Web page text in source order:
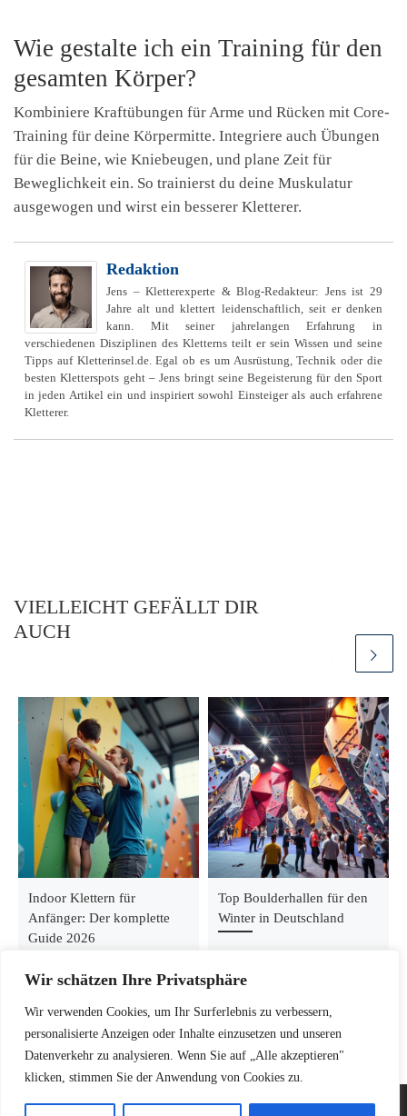
Wir schätzen Ihre Privatsphäre
Wir verwenden Cookies, um Ihr Surferlebnis zu verbessern,
personalisierte Anzeigen oder Inhalte einzusetzen und unseren
Datenverkehr zu analysieren. Wenn Sie auf „Alle akzeptieren"
klicken, stimmen Sie der Anwendung von Cookies zu.
Wie gestalte ich ein Training für den
gesamten Körper?
Kombiniere Kraftübungen für Arme und Rücken mit Core-
Training für deine Körpermitte. Integriere auch Übungen
für die Beine, wie Kniebeugen, und plane Zeit für
Beweglichkeit ein. So trainierst du deine Muskulatur
ausgewogen und wirst ein besserer Kletterer.
Redaktion
Jens – Kletterexperte & Blog-Redakteur: Jens ist 29
Jahre alt und klettert leidenschaftlich, seit er denken
kann. Mit seiner jahrelangen Erfahrung in
verschiedenen Disziplinen des Kletterns teilt er sein Wissen und seine
Tipps auf Kletterinsel.de. Egal ob es um Ausrüstung, Technik oder die
besten Kletterspots geht – Jens bringt seine Begeisterung für den Sport
in jeden Artikel ein und inspiriert sowohl Einsteiger als auch erfahrene
Kletterer.
VIELLEICHT GEFÄLLT DIR
AUCH
Indoor Klettern für
Anfänger: Der komplette
Guide 2026
Top Boulderhallen für den
Winter in Deutschland